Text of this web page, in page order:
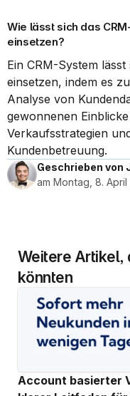
Wie lässt sich das
einsetzen?
Ein CRM-System
einsetzen, indem es
Analyse von
gewonnenen
Verkaufsstrategien
Kundenbetreuung.
Geschrieben von
am Montag, 8.
Weitere Artikel,
könnten
Account basierter